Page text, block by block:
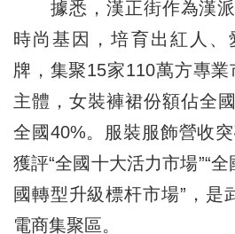
據悉，漢正街作為漢派
時尚基因，培育出紅人、
牌，集聚15家110萬方專
主體，女裝褲裙份額佔全
全國40%。服裝服飾營收
獲評“全國十大活力市場”“
國轉型升級標杆市場”，是
電商集聚區。